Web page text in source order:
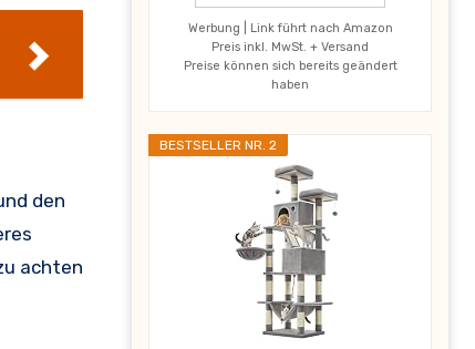
den
achten
Werbung | Link führt nach Amazon
Preis inkl. MwSt. + Versand
Preise können sich bereits geändert
haben
BESTSELLER NR. 2